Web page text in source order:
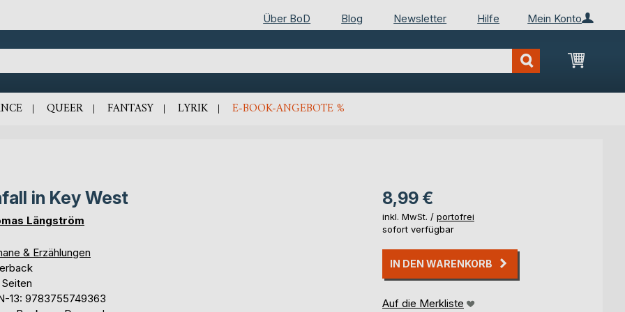
Mein Konto
Über BoD Blog Newsletter Hilfe
Mein
QUEER FANTASY LYRIK E-BOOK-ANGEBOTE %
in Key West
Längström
& Erzählungen
13: 9783755749363
8,99 €
inkl. MwSt. / portofrei
sofort verfügbar
IN DEN WARENKORB
Auf die Merkliste